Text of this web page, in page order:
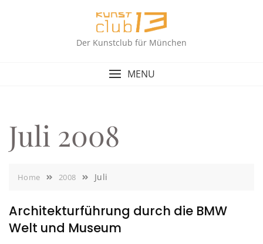
Der Kunstclub für München
MENU
Juli 2008
Home 2008 Juli
Architekturführung durch die BMW
Welt und Museum